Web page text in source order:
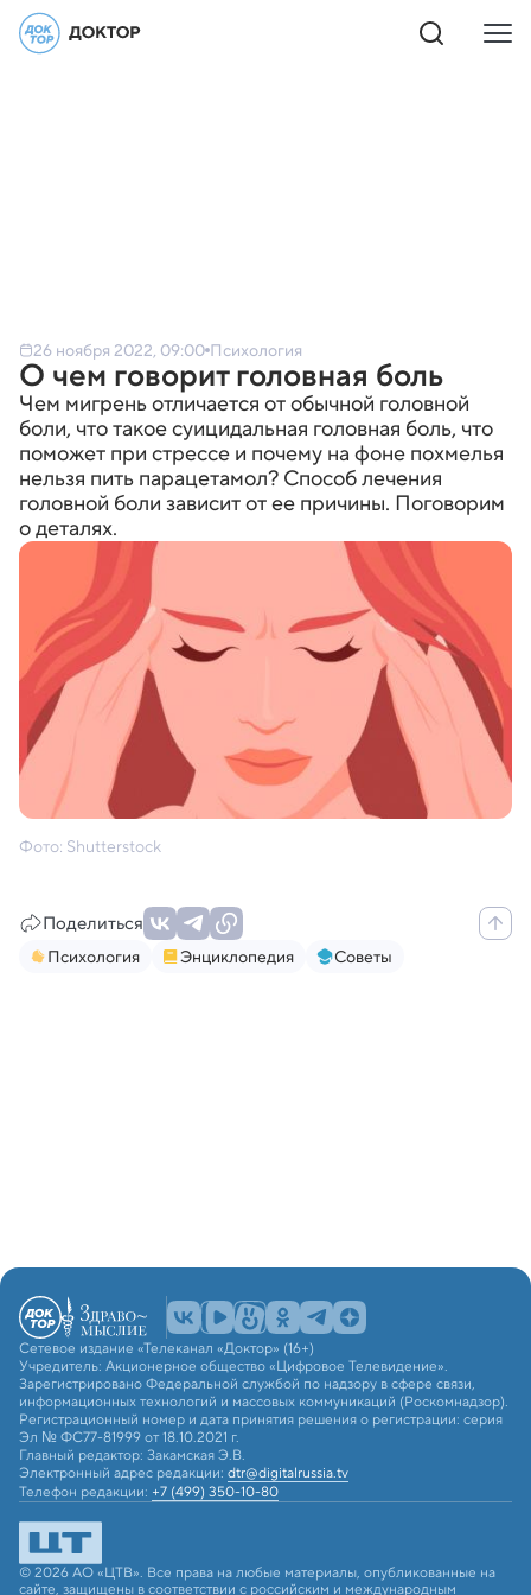
26 ноября 2022, 09:00 Психология
О чем говорит головная боль
Чем мигрень отличается от обычной головной
боли, что такое суицидальная головная боль, что
поможет при стрессе и почему на фоне похмелья
нельзя пить парацетамол? Способ лечения
головной боли зависит от ее причины. Поговорим
о деталях.
Фото: Shutterstock
Поделиться
Психология Энциклопедия Советы
Сетевое издание «Телеканал «Доктор» (16+)
Учредитель: Акционерное общество «Цифровое Телевидение».
Зарегистрировано Федеральной службой по надзору в сфере связи,
информационных технологий и массовых коммуникаций (Роскомнадзор).
Регистрационный номер и дата принятия решения о регистрации: серия
Эл № ФС77-81999 от 18.10.2021 г.
Главный редактор: Закамская Э.В.
Электронный адрес редакции: dtr@digitalrussia.tv
Телефон редакции: +7 (499) 350-10-80
© 2026 АО «ЦТВ». Все права на любые материалы, опубликованные на
сайте, защищены в соответствии с российским и международным